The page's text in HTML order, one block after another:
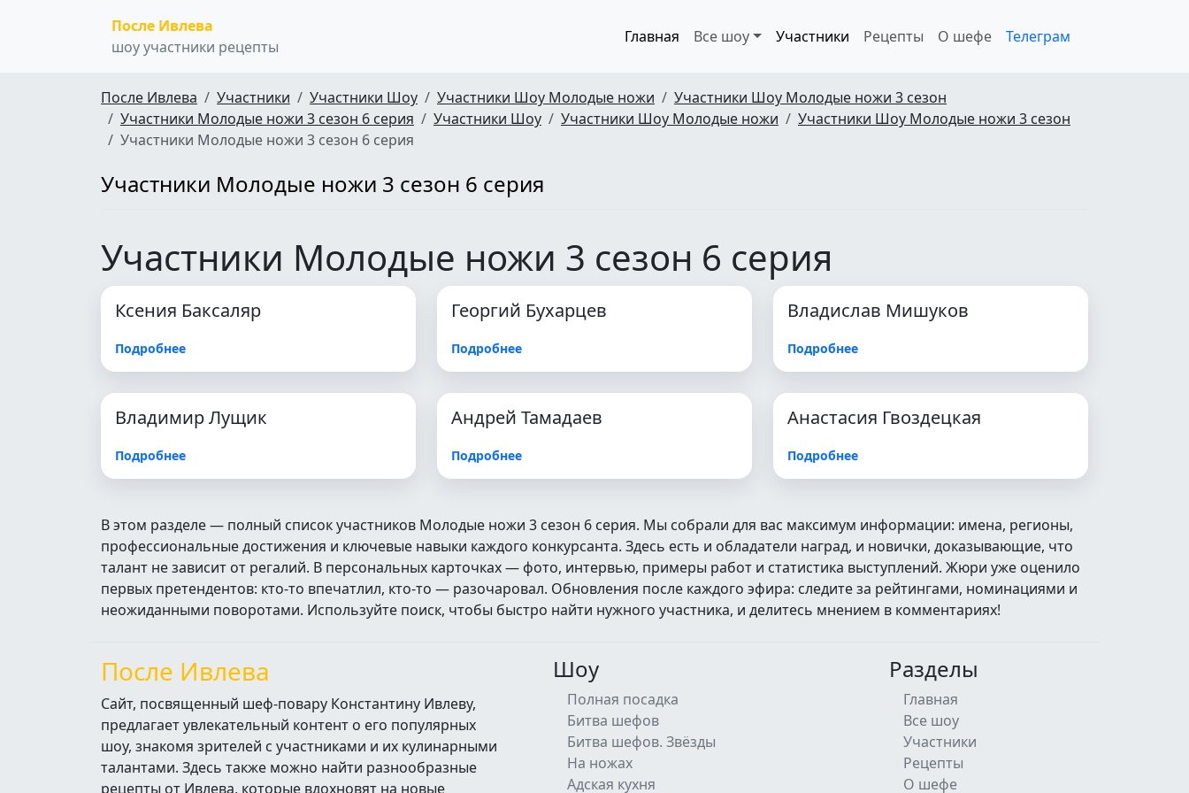
После Ивлева
шоу участники рецепты
Главная Все шоу Участники Рецепты О шефе Телеграм
После Ивлева Участники Участники Шоу Участники Шоу Молодые ножи
Участники Шоу Молодые ножи 3 сезон
Участники Молодые ножи 3 сезон 6 серия
Участники Шоу Участники Шоу Молодые ножи
Участники Шоу Молодые ножи 3 сезон
Участники Молодые ножи 3 сезон 6 серия
Участники Молодые ножи 3 сезон 6 серия
Участники Молодые ножи 3 сезон 6 серия
Ксения Баксаляр
Подробнее
Георгий Бухарцев
Подробнее
Владислав Мишуков
Подробнее
Владимир Лущик
Подробнее
Андрей Тамадаев
Подробнее
Анастасия Гвоздецкая
Подробнее
В этом разделе — полный список участников Молодые ножи 3 сезон 6 серия. Мы собрали для вас максимум информации: имена, регионы,
профессиональные достижения и ключевые навыки каждого конкурсанта. Здесь есть и обладатели наград, и новички, доказывающие, что
талант не зависит от регалий. В персональных карточках — фото, интервью, примеры работ и статистика выступлений. Жюри уже оценило
первых претендентов: кто‑то впечатлил, кто‑то — разочаровал. Обновления после каждого эфира: следите за рейтингами, номинациями и
неожиданными поворотами. Используйте поиск, чтобы быстро найти нужного участника, и делитесь мнением в комментариях!
После Ивлева
Сайт, посвященный шеф-повару Константину Ивлеву,
предлагает увлекательный контент о его популярных
шоу, знакомя зрителей с участниками и их кулинарными
талантами. Здесь также можно найти разнообразные
рецепты от Ивлева, которые вдохновят на новые
Шоу
Полная посадка
Битва шефов
Битва шефов. Звёзды
На ножах
Адская кухня
Разделы
Главная
Все шоу
Участники
Рецепты
О шефе